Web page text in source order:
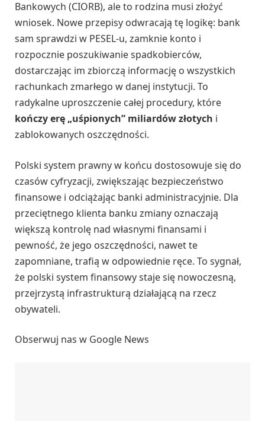
Bankowych (CIORB), ale to rodzina musi złożyć
wniosek. Nowe przepisy odwracają tę logikę: bank
sam sprawdzi w PESEL-u, zamknie konto i
rozpocznie poszukiwanie spadkobierców,
dostarczając im zbiorczą informację o wszystkich
rachunkach zmarłego w danej instytucji. To
radykalne uproszczenie całej procedury, które
kończy erę „uśpionych” miliardów złotych i
zablokowanych oszczędności.
Polski system prawny w końcu dostosowuje się do
czasów cyfryzacji, zwiększając bezpieczeństwo
finansowe i odciążając banki administracyjnie. Dla
przeciętnego klienta banku zmiany oznaczają
większą kontrolę nad własnymi finansami i
pewność, że jego oszczędności, nawet te
zapomniane, trafią w odpowiednie ręce. To sygnał,
że polski system finansowy staje się nowoczesną,
przejrzystą infrastrukturą działającą na rzecz
obywateli.
Obserwuj nas w Google News